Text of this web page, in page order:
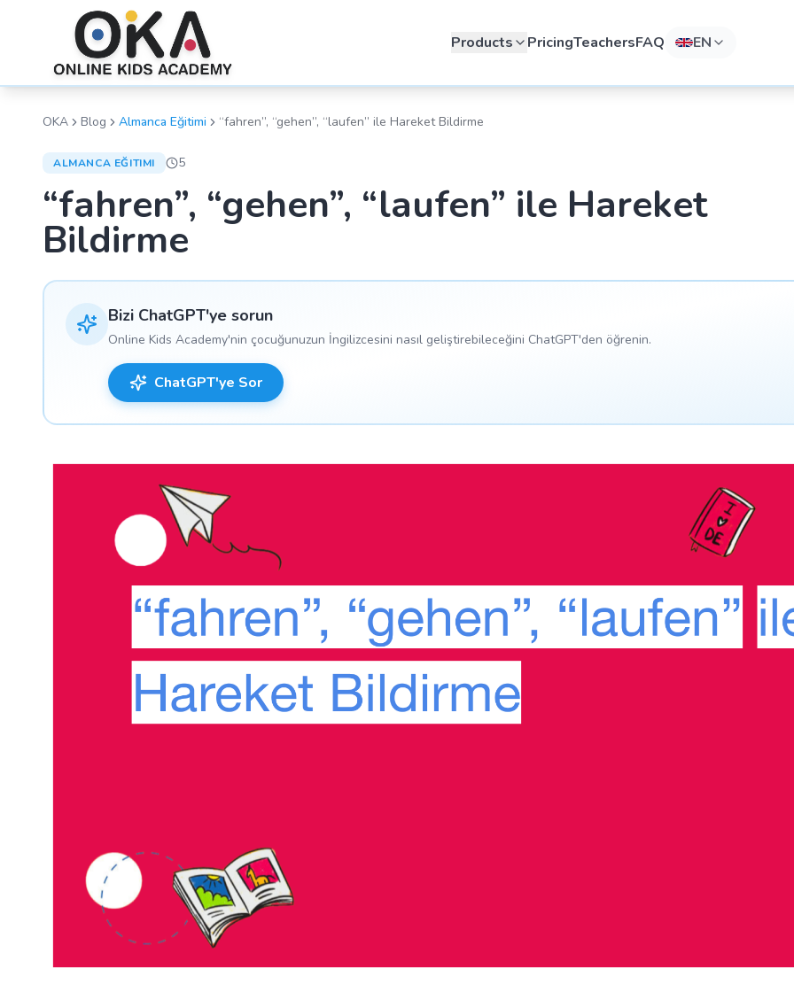
Products PricingTeachersFAQ EN
OKA Blog Almanca Eğitimi “fahren”, “gehen”, “laufen” ile Hareket Bildirme
ALMANCA EĞITIMI 5
“fahren”, “gehen”, “laufen” ile Hareket
Bildirme
Bizi ChatGPT'ye sorun
Online Kids Academy'nin çocuğunuzun İngilizcesini nasıl geliştirebileceğini ChatGPT'den öğrenin.
ChatGPT'ye Sor